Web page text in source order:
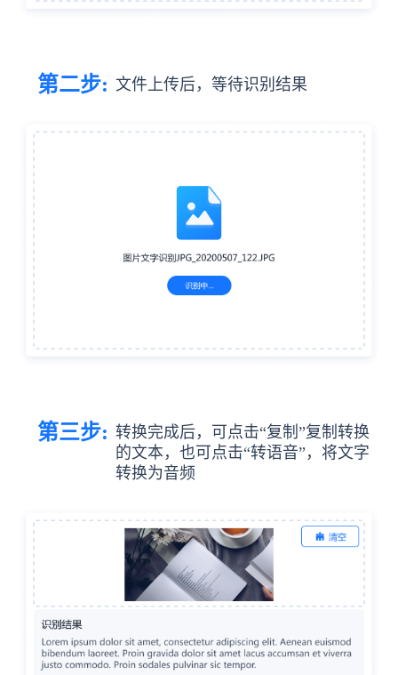
第二步: 文件上传后，等待识别结果
第三步: 转换完成后，可点击“复制”复制转换
的文本，也可点击“转语音”，将文字
转换为音频